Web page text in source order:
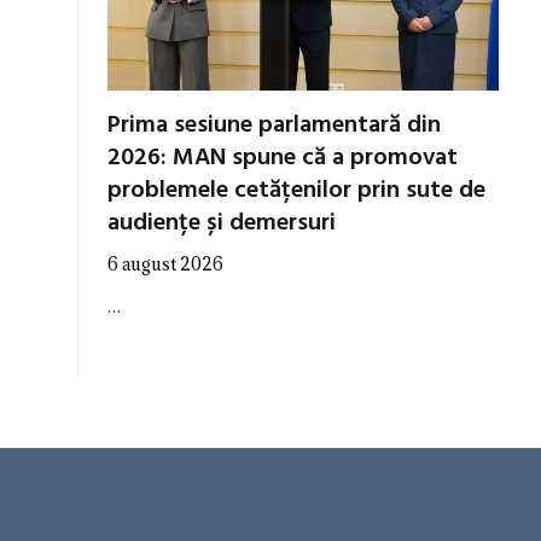
Prima sesiune parlamentară din
2026: MAN spune că a promovat
problemele cetățenilor prin sute de
audiențe și demersuri
6 august 2026
…